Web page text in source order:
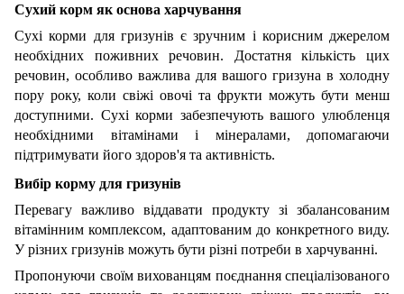
Сухий корм як основа харчування
Сухі корми для гризунів є зручним і корисним джерелом
необхідних поживних речовин. Достатня кількість цих
речовин, особливо важлива для вашого гризуна в холодну
пору року, коли свіжі овочі та фрукти можуть бути менш
доступними. Сухі корми забезпечують вашого улюбленця
необхідними вітамінами і мінералами, допомагаючи
підтримувати його здоров'я та активність.
Вибір корму для гризунів
Перевагу важливо віддавати продукту зі збалансованим
вітамінним комплексом, адаптованим до конкретного виду.
У різних гризунів можуть бути різні потреби в харчуванні.
Пропонуючи своїм вихованцям поєднання спеціалізованого